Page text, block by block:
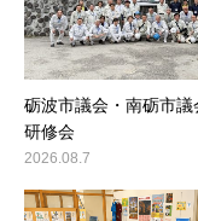
砺波市議会・南砺市議
研修会
2026.08.7